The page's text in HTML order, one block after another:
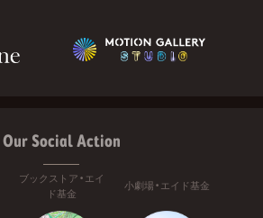
Our Social Action
ブックストア・エイ
ド基金
小劇場・エイド基金